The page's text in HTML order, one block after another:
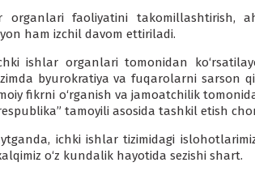
organlari faoliyatini takomillashtirish,
ham izchil davom ettiriladi.
ishlar organlari tomonidan
byurokratiya va fuqarolarni sarson
fikrni o‘rganish va jamoatchilik
tamoyili asosida tashkil etish
ichki ishlar tizimidagi
o‘z kundalik hayotida sezishi shart.